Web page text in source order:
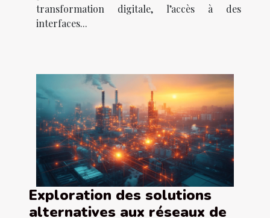
transformation digitale, l’accès à des
interfaces...
Exploration des solutions
alternatives aux réseaux de